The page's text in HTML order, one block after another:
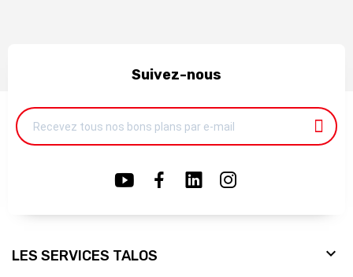
Suivez-nous
LES SERVICES TALOS 